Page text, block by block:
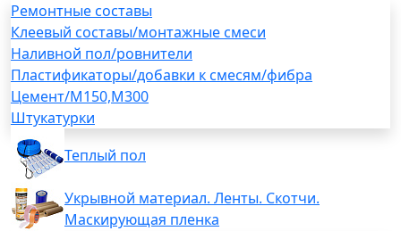
Ремонтные составы
Клеевый составы/монтажные смеси
Наливной пол/ровнители
Пластификаторы/добавки к смесям/фибра
Цемент/М150,М300
Штукатурки
Теплый пол
Укрывной материал. Ленты. Скотчи.
Маскирующая пленка